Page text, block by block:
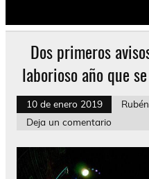
Dos primeros
laborioso año que
10 de enero 2019
Deja un comentario